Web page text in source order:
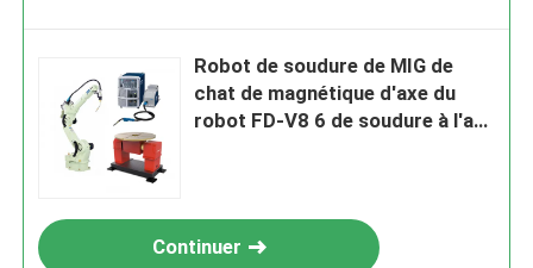
Robot de soudure de MIG de
chat de magnétique d'axe du
robot FD-V8 6 de soudure à l'arc
Continuer